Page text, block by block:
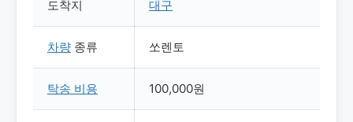
도착지 대구
차량 종류 쏘렌토
탁송 비용 100,000원